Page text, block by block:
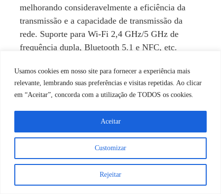
Usamos cookies em nosso site para fornecer a experiência mais
relevante, lembrando suas preferências e visitas repetidas. Ao clicar
em “Aceitar”, concorda com a utilização de TODOS os cookies.
Customizar
Rejeitar
Aceitar
melhorando consideravelmente a eficiência da
transmissão e a capacidade de transmissão da
rede. Suporte para Wi-Fi 2,4 GHz/5 GHz de
frequência dupla, Bluetooth 5.1 e NFC, etc.
Com o mecanismo de escaneamento de classe
empresarial da Honeywell, ele pode ler
rapidamente códigos de barras sujos, códigos
capaz de criptografar e desbloquear terminais
Durabilidade de nível industrial, pode resistir a
testes ambientais rigorosos, pode resistir a quedas